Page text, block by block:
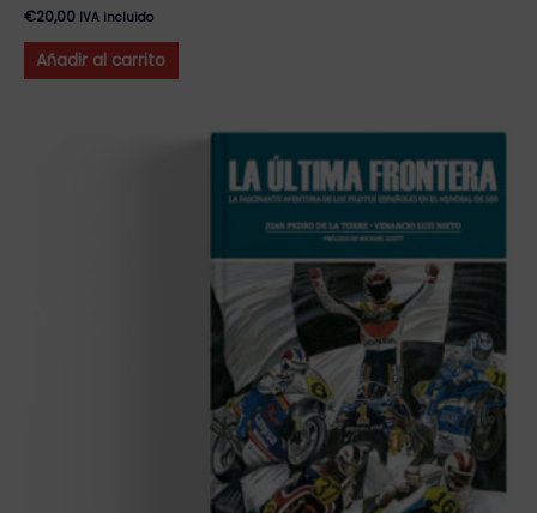
€20,00 IVA incluido
Añadir al carrito